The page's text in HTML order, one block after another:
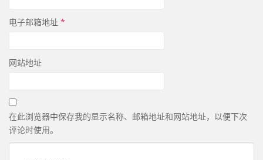
电子邮箱地址 *
网站地址
在此浏览器中保存我的显示名称、邮箱地址和网站地址，以便下次
评论时使用。